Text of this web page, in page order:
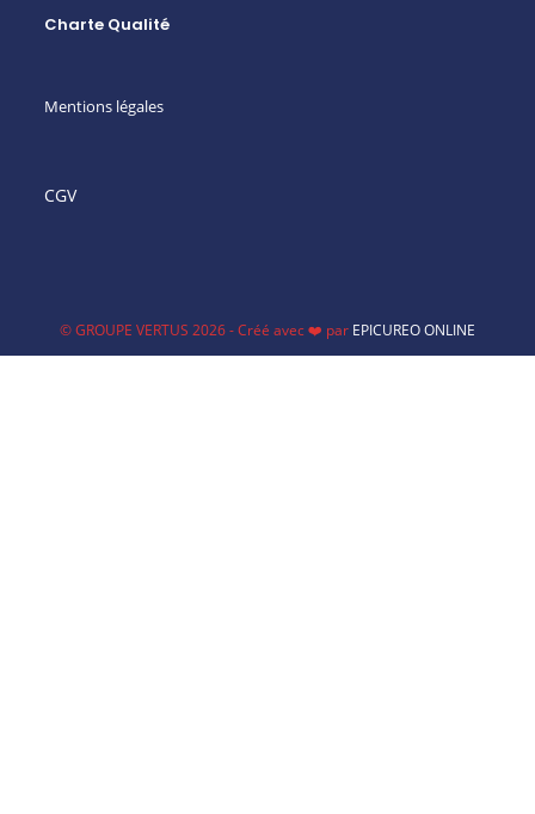
Charte Qualité
Mentions légales
CGV
© GROUPE VERTUS 2026 - Créé avec ❤️ par EPICUREO ONLINE